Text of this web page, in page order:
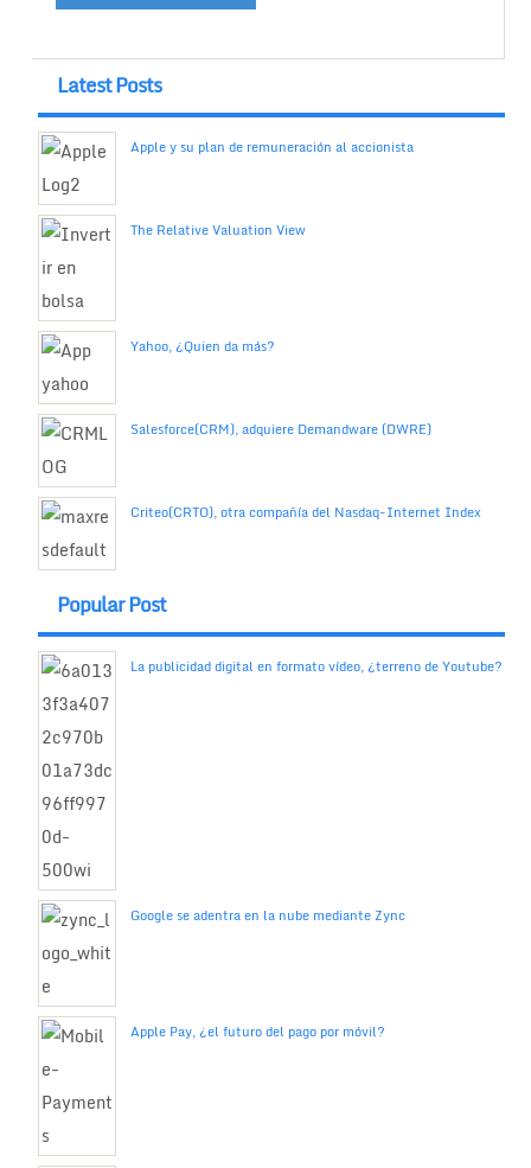
Latest Posts
Apple y su plan de remuneración al accionista
The Relative Valuation View
Yahoo, ¿Quien da más?
Salesforce(CRM), adquiere Demandware (DWRE)
Criteo(CRTO), otra compañía del Nasdaq-Internet Index
Popular Post
La publicidad digital en formato vídeo, ¿terreno de Youtube?
Google se adentra en la nube mediante Zync
Apple Pay, ¿el futuro del pago por móvil?